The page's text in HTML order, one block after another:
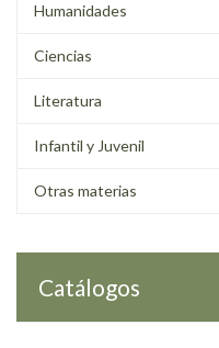
Humanidades
Ciencias
Literatura
Infantil y Juvenil
Otras materias
Catálogos